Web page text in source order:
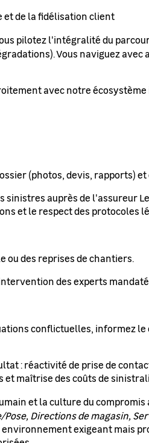
et de la fidélisation client
pilotez l'intégralité du
Vous naviguez
avec notre
(photos, devis, rapports)
sinistres auprès de
et le respect des protocoles
ou des reprises de chantiers.
des experts
conflictuelles, informez
: réactivité de prise de
maîtrise des coûts de
et la culture du
Directions de magasin,
environnement exigeant mais